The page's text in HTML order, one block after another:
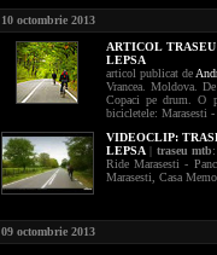
10 octombrie 2013
ARTICOL
LEPSA
articol publicat de
Vrancea. Moldova.
Copaci pe drum. O
bicicletele: Marasesti
VIDEOCLIP:
LEPSA| traseu mtb
Ride Marasesti -
Marasesti, Casa
09 octombrie 2013